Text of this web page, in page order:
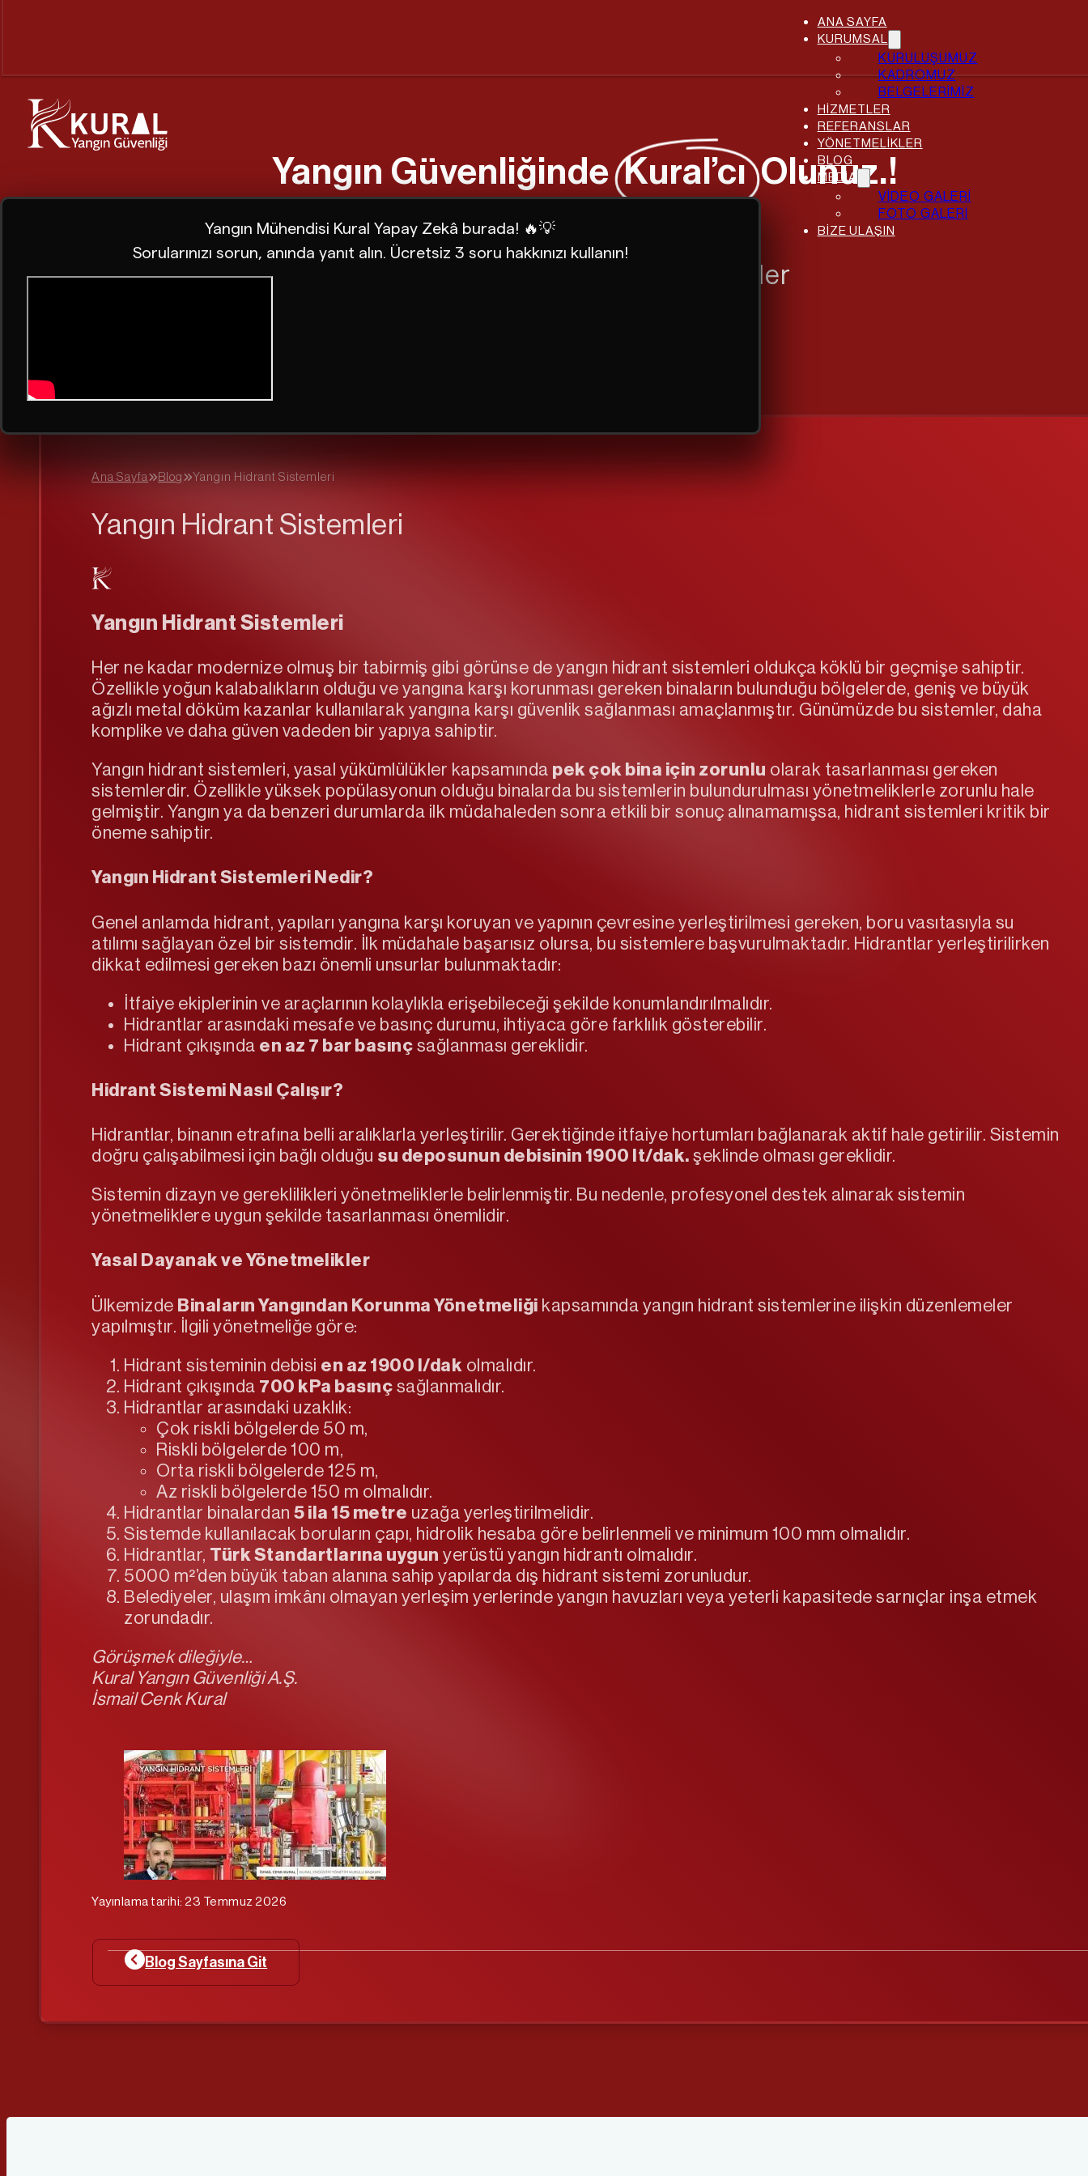
ANA SAYFA
KURUMSAL
KURULUŞUMUZ
KADROMUZ
BELGELERİMİZ
HİZMETLER
REFERANSLAR
YÖNETMELİKLER
BLOG
MEDİA
VİDEO GALERİ
FOTO GALERİ
BİZE ULAŞIN
Yangın GüvenliğindeKural’cıOlunuz.!
Sektörel Makaleler
Ana Sayfa Blog Yangın Hidrant Sistemleri
Yangın Hidrant Sistemleri
Yangın Hidrant Sistemleri
Her ne kadar modernize olmuş bir tabirmiş gibi görünse de yangın hidrant sistemleri oldukça köklü bir geçmişe sahiptir.
Özellikle yoğun kalabalıkların olduğu ve yangına karşı korunması gereken binaların bulunduğu bölgelerde, geniş ve büyük
ağızlı metal döküm kazanlar kullanılarak yangına karşı güvenlik sağlanması amaçlanmıştır. Günümüzde bu sistemler, daha
komplike ve daha güven vadeden bir yapıya sahiptir.
Yangın hidrant sistemleri, yasal yükümlülükler kapsamında pek çok bina için zorunlu olarak tasarlanması gereken
sistemlerdir. Özellikle yüksek popülasyonun olduğu binalarda bu sistemlerin bulundurulması yönetmeliklerle zorunlu hale
gelmiştir. Yangın ya da benzeri durumlarda ilk müdahaleden sonra etkili bir sonuç alınamamışsa, hidrant sistemleri kritik bir
öneme sahiptir.
Yangın Hidrant Sistemleri Nedir?
Genel anlamda hidrant, yapıları yangına karşı koruyan ve yapının çevresine yerleştirilmesi gereken, boru vasıtasıyla su
atılımı sağlayan özel bir sistemdir. İlk müdahale başarısız olursa, bu sistemlere başvurulmaktadır. Hidrantlar yerleştirilirken
dikkat edilmesi gereken bazı önemli unsurlar bulunmaktadır:
İtfaiye ekiplerinin ve araçlarının kolaylıkla erişebileceği şekilde konumlandırılmalıdır.
Hidrantlar arasındaki mesafe ve basınç durumu, ihtiyaca göre farklılık gösterebilir.
Hidrant çıkışında en az 7 bar basınç sağlanması gereklidir.
Hidrant Sistemi Nasıl Çalışır?
Hidrantlar, binanın etrafına belli aralıklarla yerleştirilir. Gerektiğinde itfaiye hortumları bağlanarak aktif hale getirilir. Sistemin
doğru çalışabilmesi için bağlı olduğu su deposunun debisinin 1900 lt/dak. şeklinde olması gereklidir.
Sistemin dizayn ve gereklilikleri yönetmeliklerle belirlenmiştir. Bu nedenle, profesyonel destek alınarak sistemin
yönetmeliklere uygun şekilde tasarlanması önemlidir.
Yasal Dayanak ve Yönetmelikler
Ülkemizde Binaların Yangından Korunma Yönetmeliği kapsamında yangın hidrant sistemlerine ilişkin düzenlemeler
yapılmıştır. İlgili yönetmeliğe göre:
Hidrant sisteminin debisi en az 1900 l/dak olmalıdır.
Hidrant çıkışında 700 kPa basınç sağlanmalıdır.
Hidrantlar arasındaki uzaklık:
Çok riskli bölgelerde 50 m,
Riskli bölgelerde 100 m,
Orta riskli bölgelerde 125 m,
Az riskli bölgelerde 150 m olmalıdır.
Hidrantlar binalardan5 ila 15 metre uzağa yerleştirilmelidir.
Sistemde kullanılacak boruların çapı, hidrolik hesaba göre belirlenmeli ve minimum 100 mm olmalıdır.
Hidrantlar, Türk Standartlarına uygun yerüstü yangın hidrantı olmalıdır.
5000 m²’den büyük taban alanına sahip yapılarda dış hidrant sistemi zorunludur.
Belediyeler, ulaşım imkânı olmayan yerleşim yerlerinde yangın havuzları veya yeterli kapasitede sarnıçlar inşa etmek
zorundadır.
Görüşmek dileğiyle…
Kural Yangın Güvenliği A.Ş.
İsmail Cenk Kural
Yayınlama tarihi: 23 Temmuz 2026
Blog Sayfasına Git
Yangın Mühendisi Kural Yapay Zekâ burada! 🔥💡
Sorularınızı sorun, anında yanıt alın. Ücretsiz 3 soru hakkınızı kullanın!